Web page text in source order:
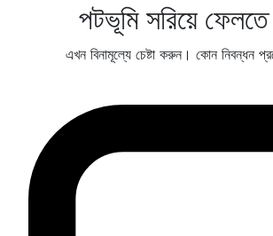
পটভূমি সরিয়ে
এখন বিনামূল্যে চেষ্টা করুন। কোন নিবন্ধন